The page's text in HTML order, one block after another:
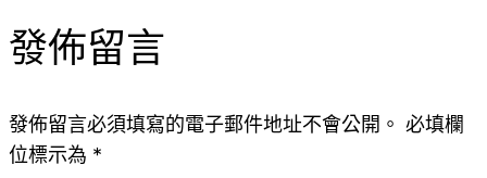
發佈留言
發佈留言必須填寫的電子郵件地址不會公開。 必填欄
位標示為 *